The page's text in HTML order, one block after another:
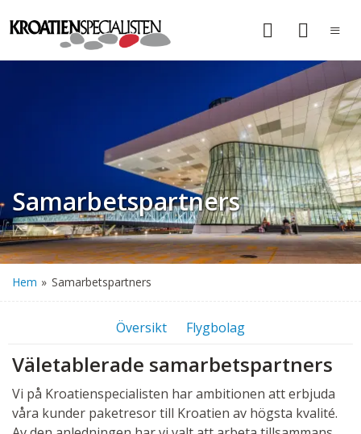
Samarbetspartners
Hem » Samarbetspartners
Översikt Flygbolag
Väletablerade samarbetspartners
Vi på Kroatienspecialisten har ambitionen att erbjuda
våra kunder paketresor till Kroatien av högsta kvalité.